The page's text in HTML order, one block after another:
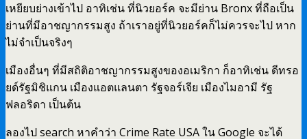
เหยียบย่างเข้าไป อาทิเช่น ที่นิวยอร์ค จะมีย่าน Bronx ที่ถือเป็น
ย่านที่มีอาชญากรรมสูง ถ้าเราอยู่ที่นิวยอร์คก็ไม่ควรจะไป หาก
ไม่จำเป็นจริงๆ
เมืองอื่นๆ ที่มีสถิติอาชญากรรมสูงของอเมริกา ก็อาทิเช่น ดีทรอ
ยด์รัฐมิชิแกน เมืองแอตแลนตา รัฐจอร์เจีย เมืองไมอามี รัฐ
ฟลอริดา เป็นต้น
ลองไป search หาคำว่า Crime Rate USA ใน Google จะได้